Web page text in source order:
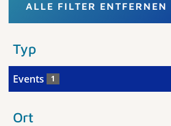
ALLE FILTER ENTFERNEN
Typ
Events 1
Ort